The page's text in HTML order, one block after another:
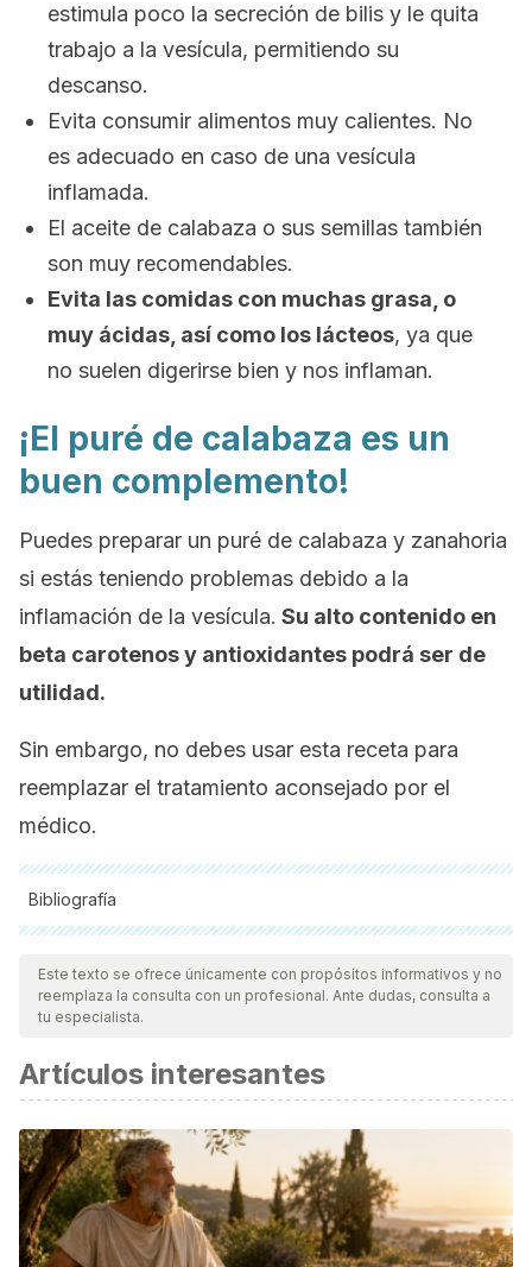
estimula poco la secreción de bilis y le quita
trabajo a la vesícula, permitiendo su
descanso.
Evita consumir alimentos muy calientes. No
es adecuado en caso de una vesícula
inflamada.
El aceite de calabaza o sus semillas también
son muy recomendables.
Evita las comidas con muchas grasa, o
muy ácidas, así como los lácteos, ya que
no suelen digerirse bien y nos inflaman.
¡El puré de calabaza es un
buen complemento!
Puedes preparar un puré de calabaza y zanahoria
si estás teniendo problemas debido a la
inflamación de la vesícula. Su alto contenido en
beta carotenos y antioxidantes podrá ser de
utilidad.
Sin embargo, no debes usar esta receta para
reemplazar el tratamiento aconsejado por el
médico.
Bibliografía
Todas las fuentes citadas fueron revisadas a profundidad por
nuestro equipo, para asegurar su calidad, confiabilidad,
vigencia y validez.La bibliografía de este artículo fue
científica.
Elwood, D. (2012). Colecistitis. Clínicas Quirúrgicas De
Norteamérica. https://doi.org/10.1016/S0186-
0216(08)88081-0
Yadav, M., Jain, S., Tomar, R., Prasad, G. B. K. S., & Yadav, H.
(2010). Medicinal and biological potential of pumpkin: An
Este texto se ofrece únicamente con propósitos informativos y no
reemplaza la consulta con un profesional. Ante dudas, consulta a
tu especialista.
Artículos interesantes